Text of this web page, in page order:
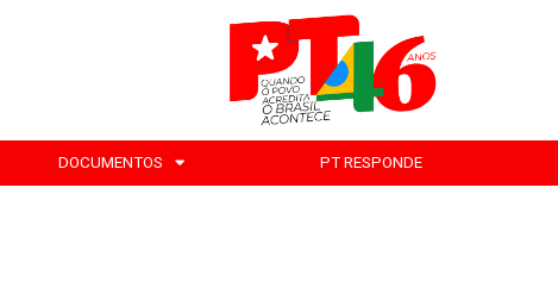
DOCUMENTOS PT RESPONDE